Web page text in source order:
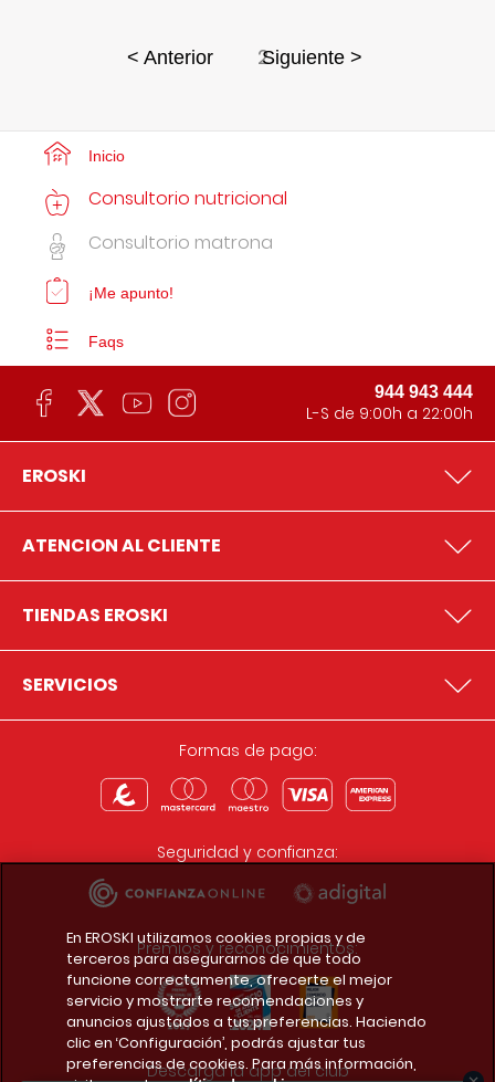
< Anterior 2Siguiente >
Inicio
Consultorio nutricional
Consultorio matrona
¡Me apunto!
Faqs
944 943 444
L-S de 9:00h a 22:00h
EROSKI
ATENCION AL CLIENTE
TIENDAS EROSKI
SERVICIOS
Formas de pago:
Seguridad y confianza:
Premios y reconocimientos:
Descarga la app del club
En EROSKI utilizamos cookies propias y de
terceros para asegurarnos de que todo
funcione correctamente, ofrecerte el mejor
servicio y mostrarte recomendaciones y
anuncios ajustados a tus preferencias. Haciendo
clic en ‘Configuración’, podrás ajustar tus
preferencias de cookies. Para más información,